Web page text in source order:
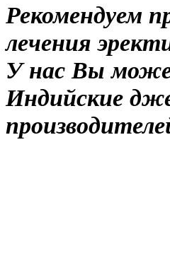
Рекомендуем
лечения
У нас Вы
Индийские